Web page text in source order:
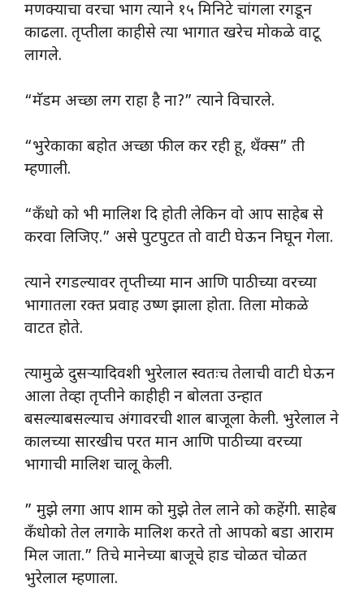
मणक्याचा वरचा भाग त्याने १५ मिनिटे चांगला रगडून
काढला. तृप्तीला काहीसे त्या भागात खरेच मोकळे वाटू
लागले.
“मॅडम अच्छा लग राहा है ना?” त्याने विचारले.
“भुरेकाका बहोत अच्छा फील कर रही हू, थँक्स” ती
म्हणाली.
“कँधो को भी मालिश दि होती लेकिन वो आप साहेब से
करवा लिजिए.” असे पुटपुटत तो वाटी घेऊन निघून गेला.
त्याने रगडल्यावर तृप्तीच्या मान आणि पाठीच्या वरच्या
भागातला रक्त प्रवाह उष्ण झाला होता. तिला मोकळे
वाटत होते.
त्यामुळे दुसऱ्यादिवशी भुरेलाल स्वतःच तेलाची वाटी घेऊन
आला तेव्हा तृप्तीने काहीही न बोलता उन्हात
बसल्याबसल्याच अंगावरची शाल बाजूला केली. भुरेलाल ने
कालच्या सारखीच परत मान आणि पाठीच्या वरच्या
भागाची मालिश चालू केली.
” मुझे लगा आप शाम को मुझे तेल लाने को कहेंगी. साहेब
कँधोको तेल लगाके मालिश करते तो आपको बडा आराम
मिल जाता.” तिचे मानेच्या बाजूचे हाड चोळत चोळत
भुरेलाल म्हणाला.